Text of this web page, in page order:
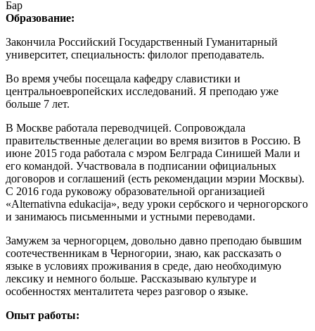
Бар
Образование:
Закончила Российский Государственный Гуманитарный
университет, специальность: филолог преподаватель.
Во время учебы посещала кафедру славистики и
центральноевропейских исследований. Я преподаю уже
больше 7 лет.
В Москве работала переводчицей. Сопровождала
правительственные делегации во время визитов в Россию. В
июне 2015 года работала с мэром Белграда Синишей Мали и
его командой. Участвовала в подписании официальных
договоров и соглашений (есть рекомендации мэрии Москвы).
С 2016 года руковожу образовательной организацией
«Alternativna edukacija», веду уроки сербского и черногорского
и занимаюсь письменными и устными переводами.
Замужем за черногорцем, довольно давно преподаю бывшим
соотечественникам в Черногории, знаю, как рассказать о
языке в условиях проживания в среде, даю необходимую
лексику и немного больше. Рассказываю культуре и
особенностях менталитета через разговор о языке.
Опыт работы: